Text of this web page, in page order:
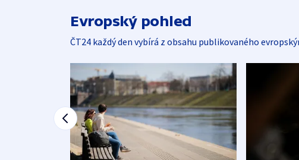
Evropský pohled
ČT24 každý den vybírá z obsahu publikovaného